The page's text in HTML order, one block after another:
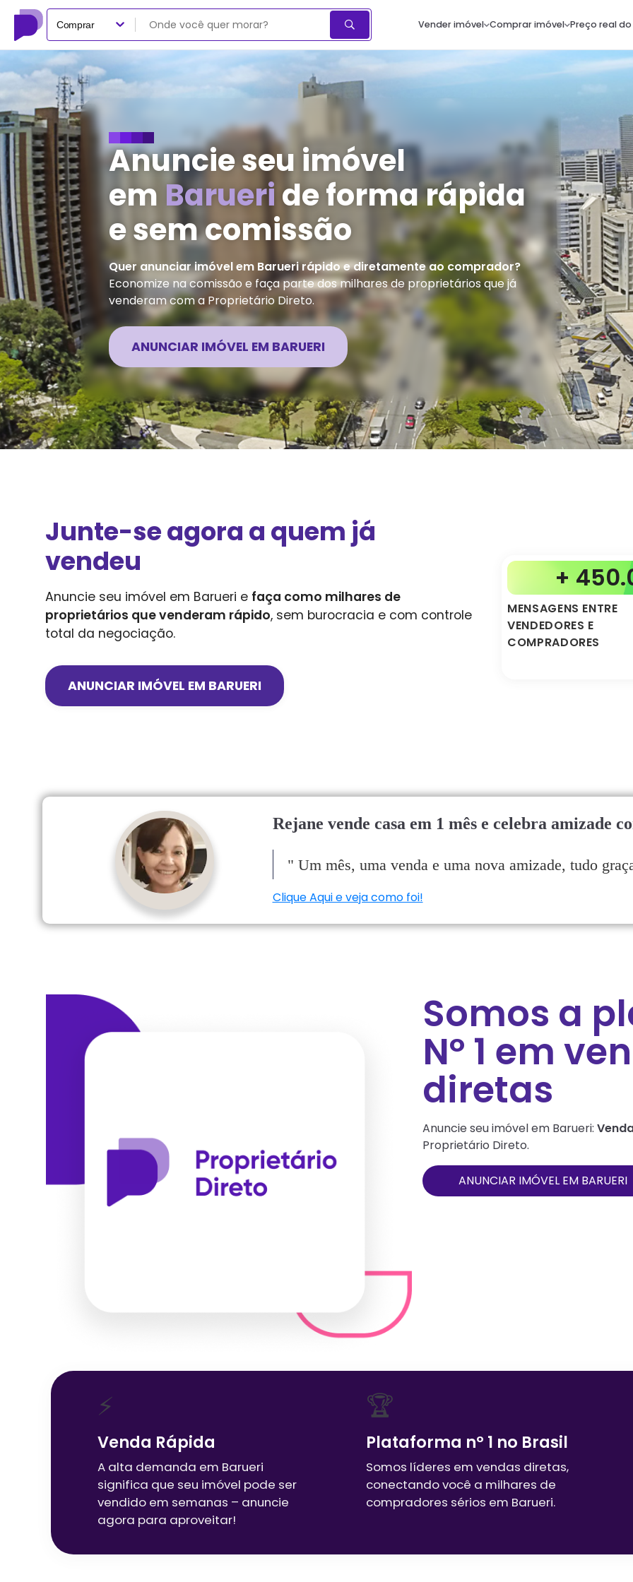
Comprar Vender imóvel Comprar imóvel Preço real do
Anuncie seu imóvel
em Barueri de forma rápida
e sem comissão
Quer anunciar imóvel em Baruerirápido e diretamente ao comprador?
Economize na comissão e faça parte dos milhares de proprietários que já
venderam com a Proprietário Direto.
ANUNCIAR IMÓVEL EM BARUERI
Junte-se agora a quem já
vendeu
Anuncie seu imóvel em Barueri e faça como milhares de
proprietários que venderam rápido, sem burocracia e com controle
total da negociação.
ANUNCIAR IMÓVEL EM BARUERI
+
MENSAGENS ENTRE
VENDEDORES E
COMPRADORES
Rejane vende casa em 1 mês e celebra amizade
" Um mês, uma venda e uma nova amizade, tudo
Clique Aqui e veja como foi!
Somos a
Nº 1 em
diretas
Anuncie seu imóvel em Barueri:
Proprietário Direto.
ANUNCIAR IMÓVEL EM BARUERI
⚡
Venda Rápida
A alta demanda em Barueri
significa que seu imóvel pode ser
vendido em semanas – anuncie
agora para aproveitar!
🏆
Plataforma nº 1 no Brasil
Somos líderes em vendas diretas,
conectando você a milhares de
compradores sérios em Barueri.